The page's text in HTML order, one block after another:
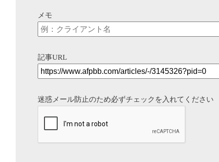
メモ
記事URL
迷惑メール防止のため必ずチェックを入れてください